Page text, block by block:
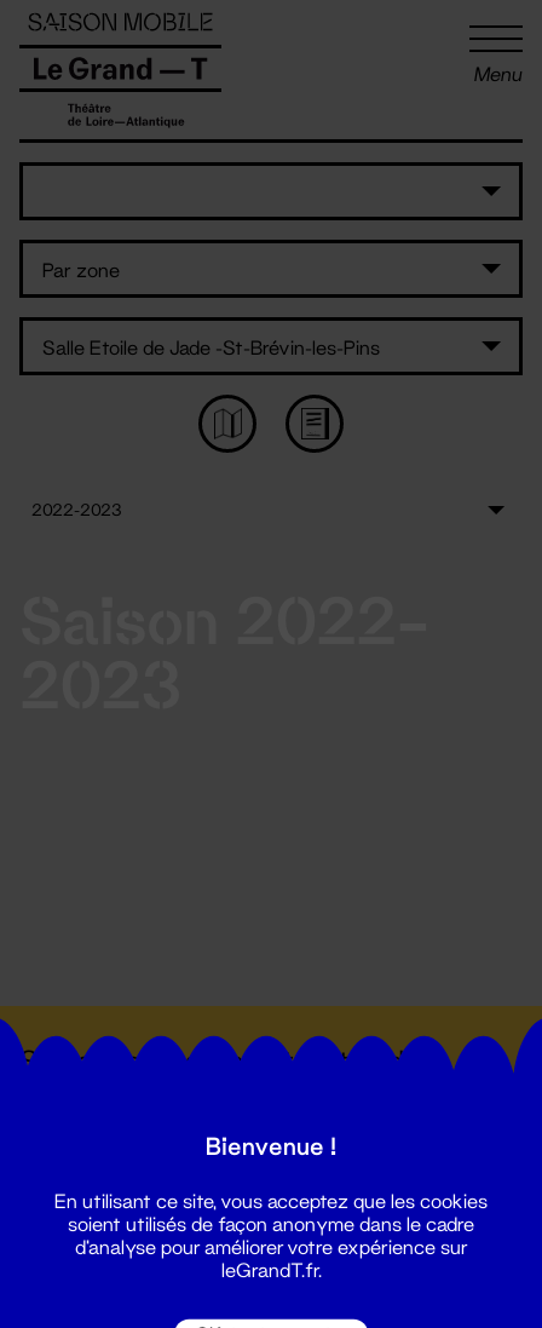
Menu
Suivez toutes les actualités du
Panneau de gestion des cookies
Bienvenue !
En utilisant ce site, vous acceptez que les cookies
soient utilisés de façon anonyme dans le cadre
d'analyse pour améliorer votre expérience sur
leGrandT.fr.